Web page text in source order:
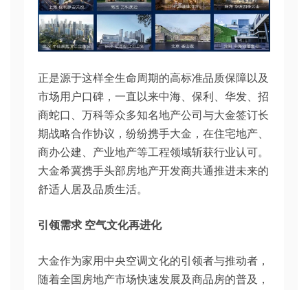
正是源于这样全生命周期的高标准品质保障以及
市场用户口碑，一直以来中海、保利、华发、招
商蛇口、万科等众多知名地产公司与大金签订长
期战略合作协议，纷纷携手大金，在住宅地产、
商办公建、产业地产等工程领域斩获行业认可。
大金希冀携手头部房地产开发商共通推进未来的
舒适人居及品质生活。
引领需求 空气文化再进化
大金作为家用中央空调文化的引领者与推动者，
随着全国房地产市场快速发展及商品房的普及，